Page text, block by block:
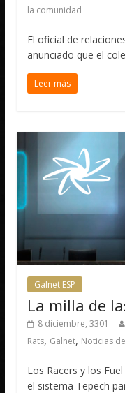
la comunidad
El oficial de
anunciado que el
Leer más
Galnet ESP
La milla de
8 diciembre, 3301
Rats, Galnet, Noticias
Los Racers y los
el sistema Tepech